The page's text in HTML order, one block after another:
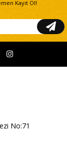
Kayıt Ol!
No:71